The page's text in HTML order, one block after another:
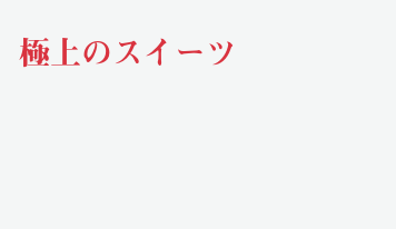
極上のスイーツ